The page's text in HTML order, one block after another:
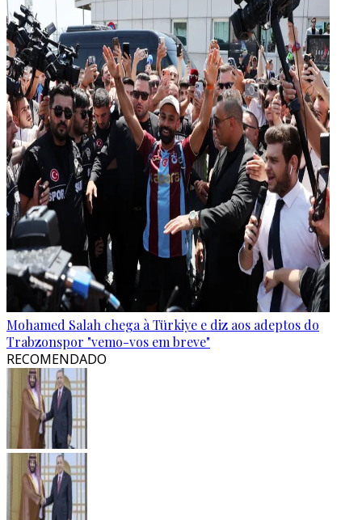
Mohamed Salah chega à Türkiye e diz aos adeptos do
Trabzonspor "vemo-vos em breve"
RECOMENDADO